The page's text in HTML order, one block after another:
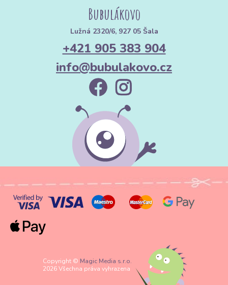
Bubulákovo
Lužná 2320/6, 927 05 Šala
+421 905 383 904
info@bubulakovo.cz
Copyright © Magic Media s.r.o.
2026 Všechna práva vyhrazena